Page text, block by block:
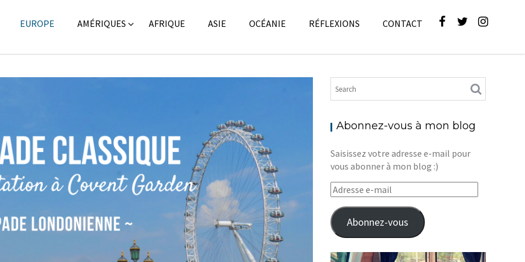
EUROPE AMÉRIQUES AFRIQUE ASIE OCÉANIE RÉFLEXIONS CONTACT
Abonnez-vous à mon blog
Saisissez votre adresse e-mail pour
vous abonner à mon blog :)
Adresse
e-
mail
Abonnez-vous